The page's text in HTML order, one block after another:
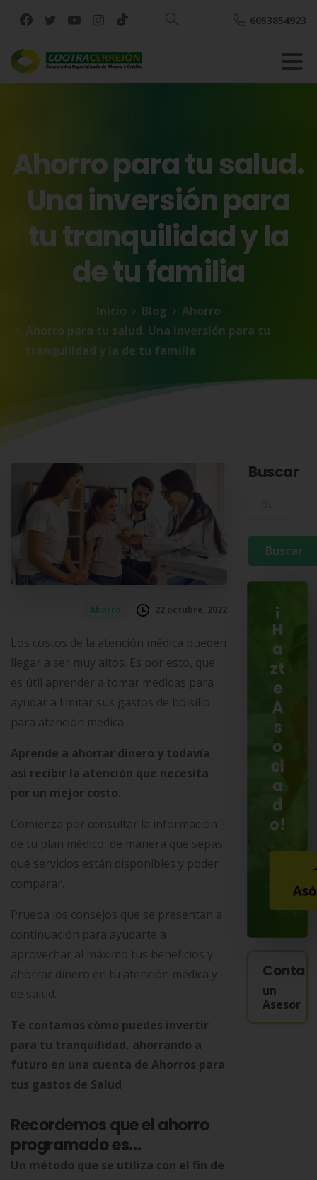
Buscar
6053854923
Ahorroparatusalud.
Unainversiónpara
tutranquilidadyla
detufamilia
Inicio Blog
Ahorro
Ahorro para tu salud. Una inversión para tu
tranquilidad y la de tu familia
Ahorro 22 octubre, 2022
Los costos de la atención médica pueden
llegar a ser muy altos. Es por esto, que
es útil aprender a tomar medidas para
ayudar a limitar sus gastos de bolsillo
para atención médica.
Aprende a ahorrar dinero y todavía
así recibir la atención que necesita
por un mejor costo.
Comienza por consultar la información
de tu plan médico, de manera que sepas
qué servicios están disponibles y poder
comparar.
Prueba los consejos que se presentan a
continuación para ayudarte a
aprovechar al máximo tus beneficios y
ahorrar dinero en tu atención médica y
de salud.
Te contamos cómo puedes invertir
para tu tranquilidad, ahorrando a
futuro en una cuenta de Ahorros para
tus gastos de Salud
Recordemos queel ahorro
programado es…
Un método que se utiliza con el fin de
Buscar
¡
H
a
zt
e
A
s
o
ci
a
d
o!
un
Asesor